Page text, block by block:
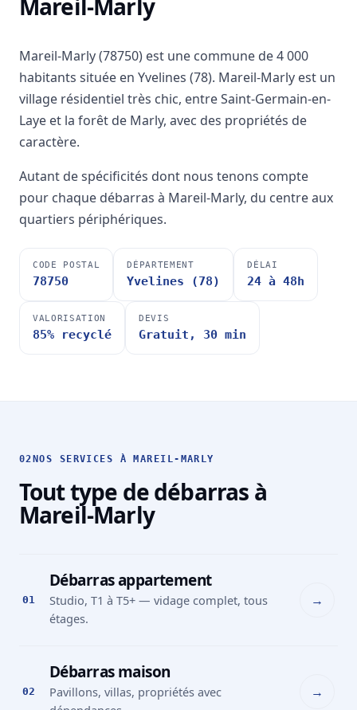
Mareil-Marly
Mareil-Marly (78750) est une commune de 4 000
habitants située en Yvelines (78). Mareil-Marly est un
village résidentiel très chic, entre Saint-Germain-en-
Laye et la forêt de Marly, avec des propriétés de
caractère.
Autant de spécificités dont nous tenons compte
pour chaque débarras à Mareil-Marly, du centre aux
quartiers périphériques.
CODE POSTAL
78750
DÉPARTEMENT
Yvelines (78)
DÉLAI
24 à 48h
VALORISATION
85% recyclé
DEVIS
Gratuit, 30 min
02 NOS SERVICES À MAREIL-MARLY
Tout type de débarras à
Mareil-Marly
01
Débarras appartement
Studio, T1 à T5+ — vidage complet, tous
étages.
→
02
Débarras maison
Pavillons, villas, propriétés avec
→